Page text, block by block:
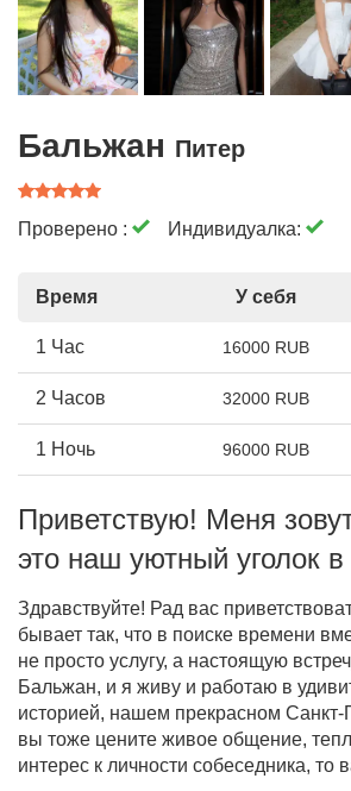
Бальжан Питер
Проверено : Индивидуалка:
Время У себя
1 Час 16000 RUB
2 Часов 32000 RUB
1 Ночь 96000 RUB
Приветствую! Меня
это наш уютный уголок в
Здравствуйте! Рад вас
бывает так, что в поиске времени
не просто услугу, а настоящую
Бальжан, и я живу и работаю в
историей, нашем прекрасном Санкт-
вы тоже цените живое общение,
интерес к личности собеседника, то